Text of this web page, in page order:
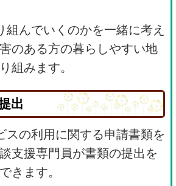
組んでいくのかを一緒に考え
のある方の暮らしやすい地
組みます。
出
スの利用に関する申請書類を
支援専門員が書類の提出を
きます。